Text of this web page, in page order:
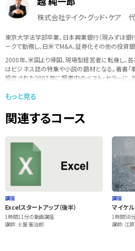
株式会社テイク・グッド・ケア
東京大学法学部卒業、日本興業銀行（現みずほ銀
ークで勤務し、日米でM&A、証券化その他の投資
2000年、米国より帰国、現場型経営者に転身し、
はビジネス誌の特集や小説の題材となる。著書
設立された2003年に類書中のベスト・セラーに。
業の顧問・役員を歴任。
もっと見る
関連するコース
講座
Excelスタートアップ（後半）
1時間11分の動画講座
講師: 土屋 衛治郎
講座
マイケ
1時間58
講師: 江